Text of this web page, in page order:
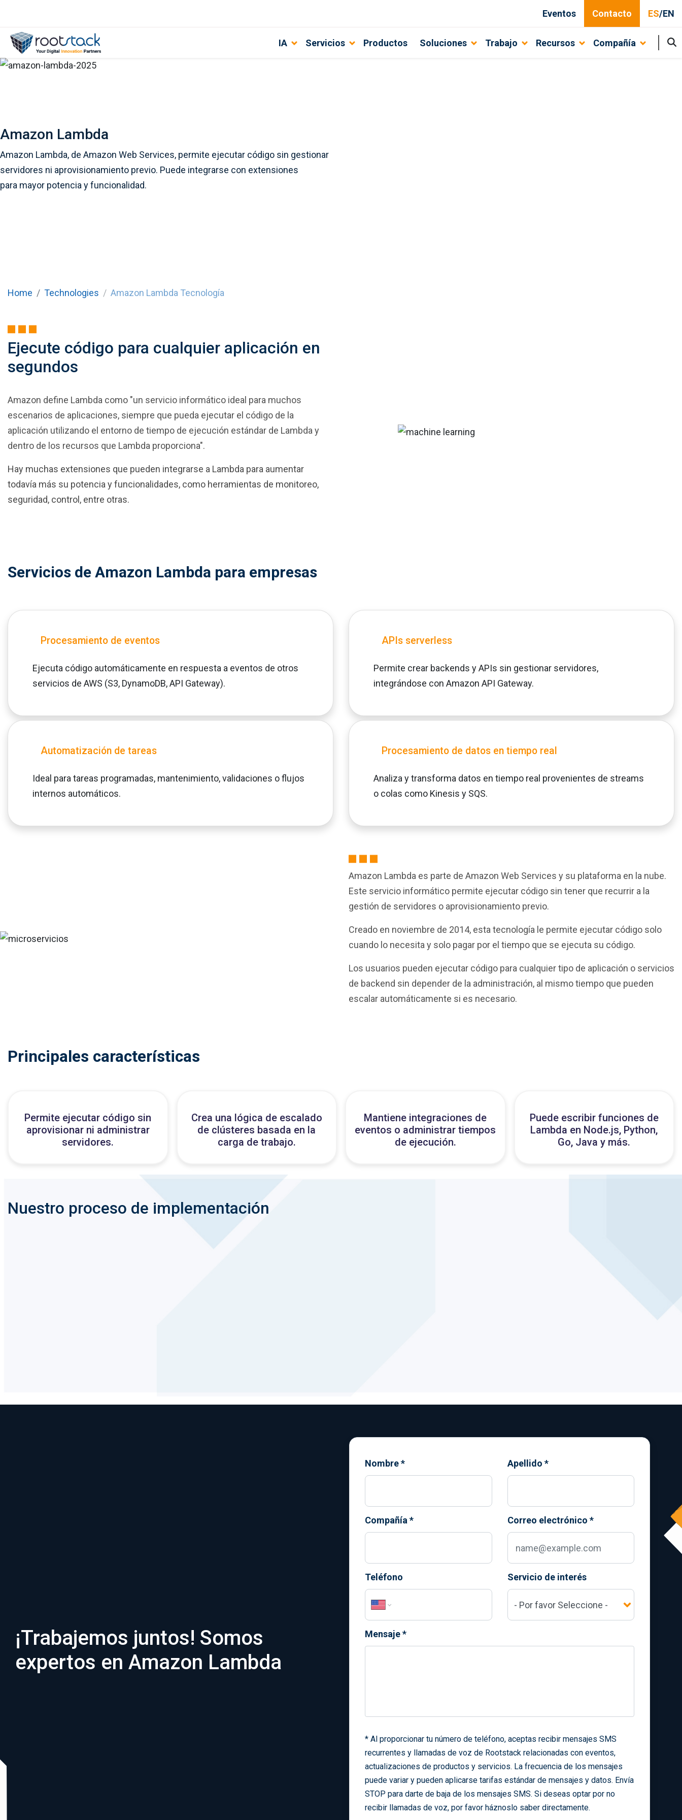
Eventos Contacto ES/EN
IA Servicios Productos Soluciones Trabajo Recursos Compañía
Amazon Lambda
Amazon Lambda, de Amazon Web Services, permite ejecutar código sin gestionar
servidores ni aprovisionamiento previo. Puede integrarse con extensiones
para mayor potencia y funcionalidad.
Home Technologies Amazon Lambda Tecnología
Ejecute código para cualquier aplicación en
segundos
Amazon define Lambda como "un servicio informático ideal para muchos
escenarios de aplicaciones, siempre que pueda ejecutar el código de la
aplicación utilizando el entorno de tiempo de ejecución estándar de Lambda y
dentro de los recursos que Lambda proporciona".
Hay muchas extensiones que pueden integrarse a Lambda para aumentar
todavía más su potencia y funcionalidades, como herramientas de monitoreo,
seguridad, control, entre otras.
Servicios de Amazon Lambda para empresas
Procesamiento de eventos
Ejecuta código automáticamente en respuesta a eventos de otros
servicios de AWS (S3, DynamoDB, API Gateway).
APIs serverless
Permite crear backends y APIs sin gestionar servidores,
integrándose con Amazon API Gateway.
Automatización de tareas
Ideal para tareas programadas, mantenimiento, validaciones o flujos
internos automáticos.
Procesamiento de datos en tiempo real
Analiza y transforma datos en tiempo real provenientes de streams
o colas como Kinesis y SQS.
Amazon Lambda es parte de Amazon Web Services y su plataforma en la nube.
Este servicio informático permite ejecutar código sin tener que recurrir a la
gestión de servidores o aprovisionamiento previo.
Creado en noviembre de 2014, esta tecnología le permite ejecutar código solo
cuando lo necesita y solo pagar por el tiempo que se ejecuta su código.
Los usuarios pueden ejecutar código para cualquier tipo de aplicación o servicios
de backend sin depender de la administración, al mismo tiempo que pueden
escalar automáticamente si es necesario.
Principales características
Permite ejecutar código sin
aprovisionar ni administrar
servidores.
Crea una lógica de escalado
de clústeres basada en la
carga de trabajo.
Mantiene integraciones de
eventos o administrar tiempos
de ejecución.
Puede escribir funciones de
Lambda en Node.js, Python,
Go, Java y más.
Nuestro proceso de implementación
¡Trabajemos juntos! Somos
expertos en Amazon Lambda
Nombre* Apellido *
Compañía * Correo electrónico *
Teléfono Servicio de interés
Mensaje*
* Al proporcionar tu número de teléfono, aceptas recibir mensajes SMS
recurrentes y llamadas de voz de Rootstack relacionadas con eventos,
actualizaciones de productos y servicios. La frecuencia de los mensajes
puede variar y pueden aplicarse tarifas estándar de mensajes y datos. Envía
STOP para darte de baja de los mensajes SMS. Si deseas optar por no
recibir llamadas de voz, por favor háznoslo saber directamente.